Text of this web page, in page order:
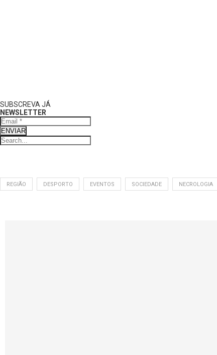
SUBSCREVA JÁ
NEWSLETTER
ENVIAR
REGIÃO DESPORTO EVENTOS SOCIEDADE NECROLOGIA